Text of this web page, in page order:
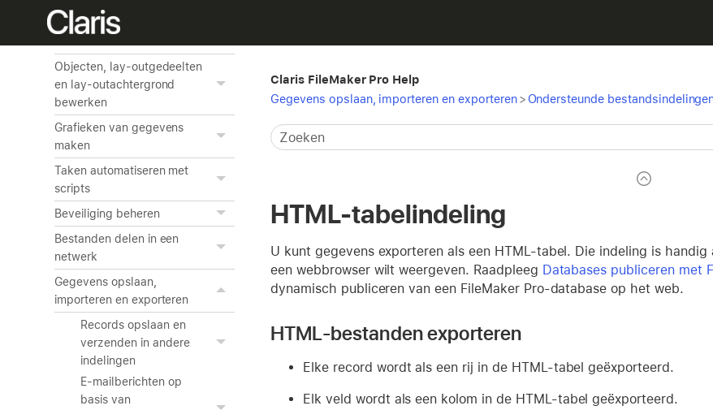
Lay-outs en rapporten
Objecten, lay-outgedeelten
en lay-outachtergrond
bewerken
Grafieken van gegevens
maken
Taken automatiseren met
scripts
Beveiliging beheren
Bestanden delen in een
netwerk
Gegevens opslaan,
importeren en exporteren
Records opslaan en
verzenden in andere
indelingen
E-mailberichten op
basis van
Claris FileMaker Pro Help
Gegevens opslaan, importeren en exporteren > Ondersteunde
HTML-tabelindeling
U kunt gegevens exporteren als een HTML-tabel. Die indeling is
een webbrowser wilt weergeven. Raadpleeg Databases publiceren met
dynamisch publiceren van een FileMaker Pro-database op het web.
HTML-bestanden exporteren
Elke record wordt als een rij in de HTML-tabel geëxporteerd.
Elk veld wordt als een kolom in de HTML-tabel geëxporteerd.